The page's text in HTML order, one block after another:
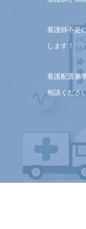
看護師不足
します！
看護配置基
相談くださ